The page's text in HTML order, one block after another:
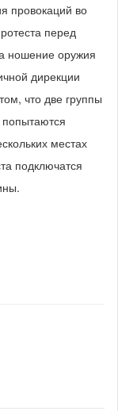
провокаций во
перед
ношение оружия
дирекции
что две группы
местах
подключатся